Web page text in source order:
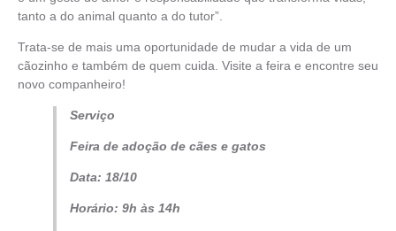
tanto a do animal quanto a do tutor”.
Trata-se de mais uma oportunidade de mudar a vida de um
cãozinho e também de quem cuida. Visite a feira e encontre seu
novo companheiro!
Serviço
Feira de adoção de cães e gatos
Data: 18/10
Horário: 9h às 14h